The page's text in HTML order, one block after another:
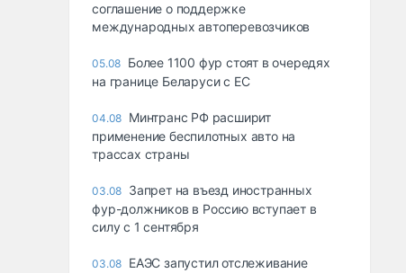
соглашение о поддержке
международных автоперевозчиков
05.08 Более 1100 фур стоят в очередях
на границе Беларуси с ЕС
04.08 Минтранс РФ расширит
применение беспилотных авто на
трассах страны
03.08 Запрет на въезд иностранных
фур-должников в Россию вступает в
силу с 1 сентября
03.08 ЕАЭС запустил отслеживание